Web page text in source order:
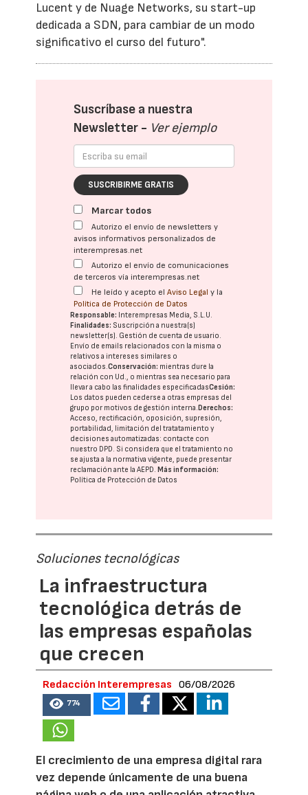
Lucent y de Nuage Networks, su start-up
dedicada a SDN, para cambiar de un modo
significativo el curso del futuro".
Suscríbase a nuestra
Newsletter - Ver ejemplo
SUSCRIBIRME GRATIS
Marcar todos
Autorizo el envío de newsletters y
avisos informativos personalizados de
interempresas.net
Autorizo el envío de comunicaciones
de terceros vía interempresas.net
He leído y acepto elAviso Legal y la
Política de Protección de Datos
Responsable: Interempresas Media, S.L.U.
Finalidades: Suscripción a nuestra(s)
newsletter(s). Gestión de cuenta de usuario.
Envío de emails relacionados con la misma o
relativos a intereses similares o
asociados.Conservación: mientras dure la
relación con Ud., o mientras sea necesario para
llevar a cabo las finalidades especificadasCesión:
Los datos pueden cederse a otras empresas del
grupo por motivos de gestión interna. Derechos:
Acceso, rectificación, oposición, supresión,
portabilidad, limitación del tratatamiento y
decisiones automatizadas: contacte con
nuestro DPD. Si considera que el tratamiento no
se ajusta a la normativa vigente, puede presentar
reclamación ante laAEPD. Más información:
Política de Protección de Datos
Soluciones tecnológicas
La infraestructura
tecnológica detrás de
las empresas españolas
que crecen
Redacción Interempresas 06/08/2026
774
El crecimiento de una empresa digital rara
vez depende únicamente de una buena